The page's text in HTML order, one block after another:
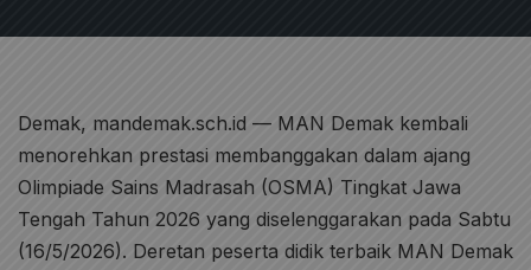
Demak, mandemak.sch.id — MAN Demak kembali
menorehkan prestasi membanggakan dalam ajang
Olimpiade Sains Madrasah (OSMA) Tingkat Jawa
Tengah Tahun 2026 yang diselenggarakan pada Sabtu
(16/5/2026). Deretan peserta didik terbaik MAN Demak